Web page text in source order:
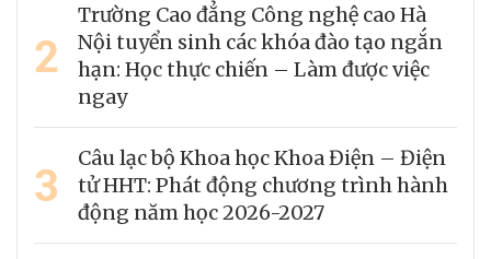
2
Trường Cao đẳng Công nghệ cao Hà
Nội tuyển sinh các khóa đào tạo ngắn
hạn: Học thực chiến – Làm được việc
ngay
3
Câu lạc bộ Khoa học Khoa Điện – Điện
tử HHT: Phát động chương trình hành
động năm học 2026-2027